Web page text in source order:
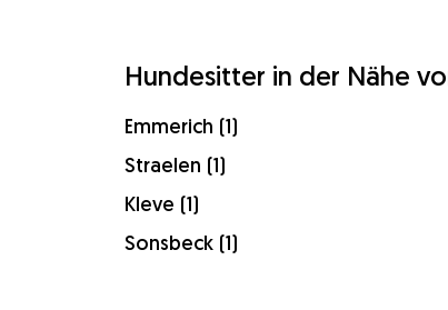
Hundesitter in der Nähe
Emmerich (1)
Straelen (1)
Kleve (1)
Sonsbeck (1)